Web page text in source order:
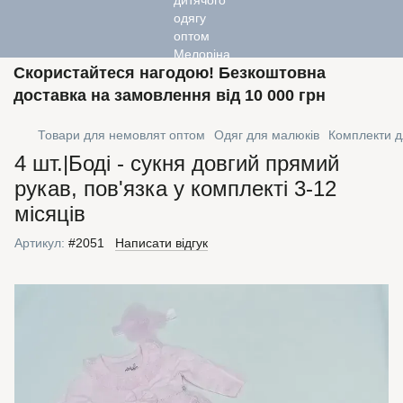
Скористайтеся нагодою! Безкоштовна
доставка на замовлення від 10 000 грн
Товари для немовлят оптом Одяг для малюків Комплекти
4 шт.|Боді - сукня довгий прямий
рукав, пов'язка у комплекті 3-12
місяців
Артикул: #2051 Написати відгук